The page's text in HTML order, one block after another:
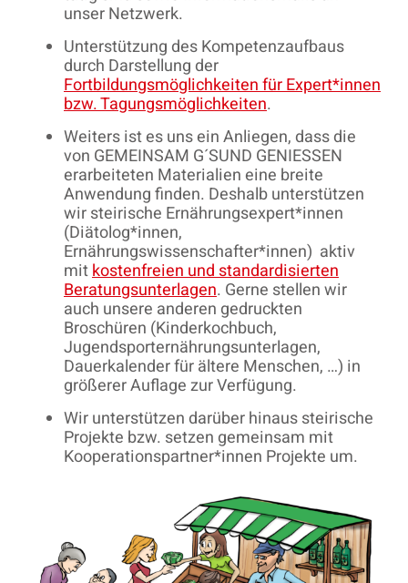
unser Netzwerk.
Unterstützung des Kompetenzaufbaus
durch Darstellung der
Fortbildungsmöglichkeiten für Expert*innen
bzw. Tagungsmöglichkeiten.
Weiters ist es uns ein Anliegen, dass die
von GEMEINSAM G´SUND GENIESSEN
erarbeiteten Materialien eine breite
Anwendung finden. Deshalb unterstützen
wir steirische Ernährungsexpert*innen
(Diätolog*innen,
Ernährungswissenschafter*innen) aktiv
mitkostenfreien und standardisierten
Beratungsunterlagen. Gerne stellen wir
auch unsere anderen gedruckten
Broschüren (Kinderkochbuch,
Jugendsporternährungsunterlagen,
Dauerkalender für ältere Menschen, …) in
größerer Auflage zur Verfügung.
Wir unterstützen darüber hinaus steirische
Projekte bzw. setzen gemeinsam mit
Kooperationspartner*innen Projekte um.